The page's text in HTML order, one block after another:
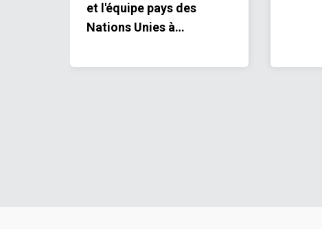
et l'équipe pays des
Nations Unies à